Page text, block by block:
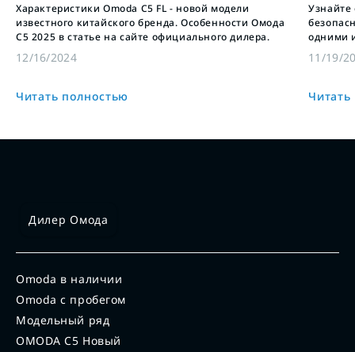
Характеристики Omoda C5 FL - новой модели
известного китайского бренда. Особенности Омода
С5 2025 в статье на сайте официального дилера.
12/16/2024
Читать полностью
Узнайте
одними
11/19/
Дилер Омода
Omoda в наличии
Omoda с пробегом
Модельный ряд
OMODA C5 Новый